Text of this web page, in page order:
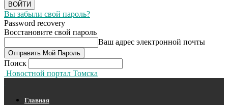
Вы забыли свой пароль?
Password recovery
Восстановите свой пароль
Ваш адрес электронной почты
Поиск
Новостной портал Томска
Главная